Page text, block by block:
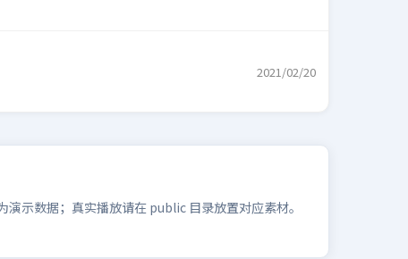
2021/02/20
示数据；真实播放请在 public 目录放置对应素材。